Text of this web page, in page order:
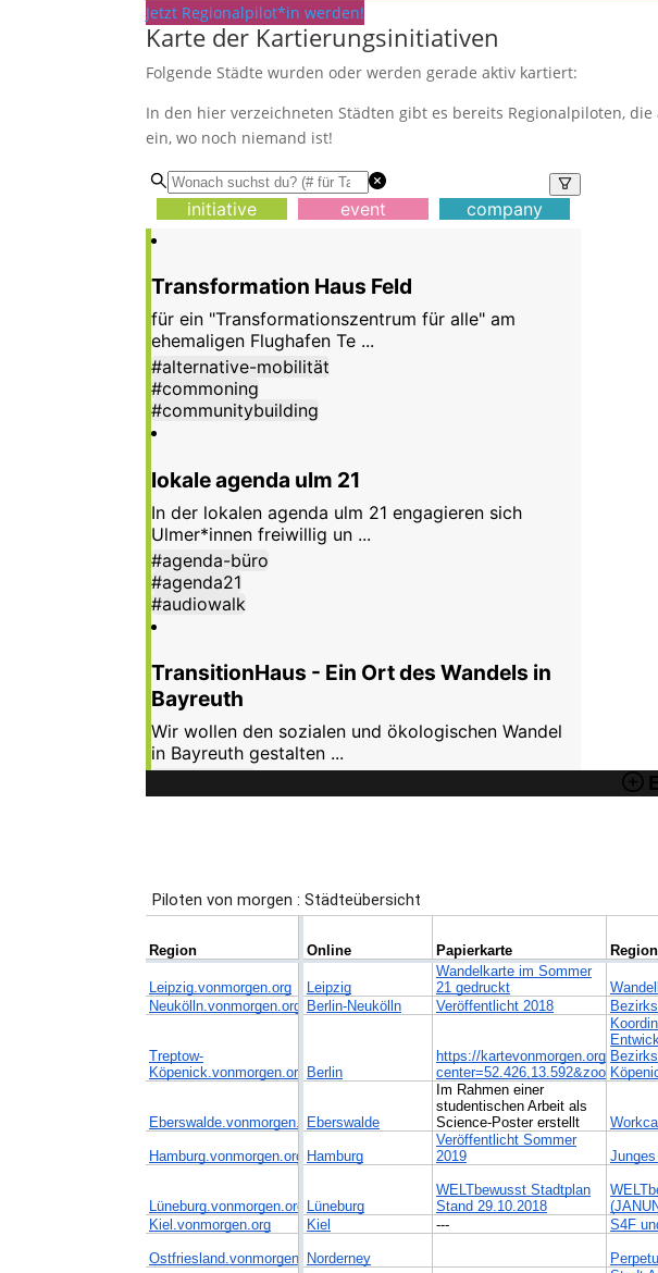
Jetzt Regionalpilot*in werden!
Karte der Kartierungsinitiativen
Folgende Städte wurden oder werden gerade aktiv kartiert:
In den hier verzeichneten Städten gibt es bereits Regionalpiloten,
ein, wo noch niemand ist!